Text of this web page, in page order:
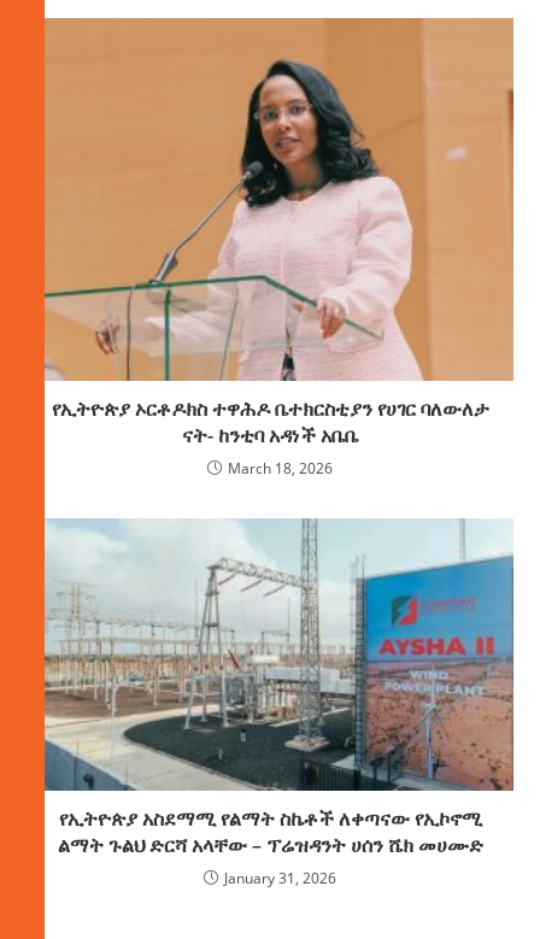
የኢትዮጵያ ኦርቶዶክስ ተዋሕዶ ቤተክርስቲያን የሀገር ባለውለታ
ናት- ከንቲባ አዳነች አቤቤ
March 18, 2026
የኢትዮጵያ አስደማሚ የልማት ስኬቶች ለቀጣናው የኢኮኖሚ
ልማት ጉልህ ድርሻ አላቸው – ፕሬዝዳንት ሀሰን ሼክ መሀሙድ
January 31, 2026